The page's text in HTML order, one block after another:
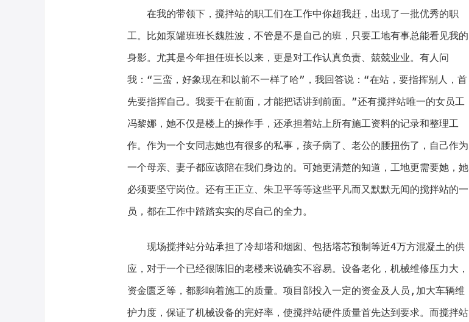
在我的带领下，搅拌站的职工们在工作中你超我赶，出现了一批优秀的职
工。比如泵罐班班长魏胜波，不管是不是自己的班，只要工地有事总能看见我的
身影。尤其是今年担任班长以来，更是对工作认真负责、兢兢业业。有人问
我：“三蛮，好象现在和以前不一样了哈”，我回答说：“在站，要指挥别人，首
先要指挥自己。我要干在前面，才能把话讲到前面。”还有搅拌站唯一的女员工
冯黎娜，她不仅是楼上的操作手，还承担着站上所有施工资料的记录和整理工
作。作为一个女同志她也有很多的私事，孩子病了、老公的腰扭伤了，自己作为
一个母亲、妻子都应该陪在我们身边的。可她更清楚的知道，工地更需要她，她
必须要坚守岗位。还有王正立、朱卫平等等这些平凡而又默默无闻的搅拌站的一
员，都在工作中踏踏实实的尽自己的全力。
现场搅拌站分站承担了冷却塔和烟囱、包括塔芯预制等近4万方混凝土的供
应，对于一个已经很陈旧的老楼来说确实不容易。设备老化，机械维修压力大，
资金匮乏等，都影响着施工的质量。项目部投入一定的资金及人员,加大车辆维
护力度，保证了机械设备的完好率，使搅拌站硬件质量首先达到要求。而搅拌站